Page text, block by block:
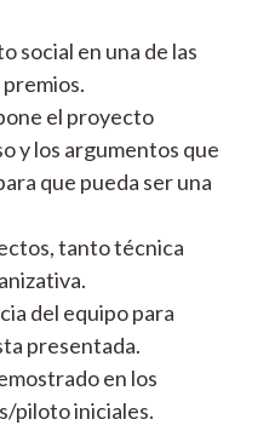
social en una de las
el proyecto
y los argumentos que
que pueda ser una
tanto técnica
del equipo para
presentada.
en los
piloto iniciales.